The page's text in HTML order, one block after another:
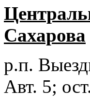
Сахарова
р.п.
Авт. 5;